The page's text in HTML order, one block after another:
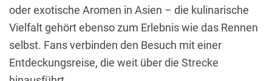
oder exotische Aromen in Asien – die kulinarische
Vielfalt gehört ebenso zum Erlebnis wie das Rennen
selbst. Fans verbinden den Besuch mit einer
Entdeckungsreise, die weit über die Strecke